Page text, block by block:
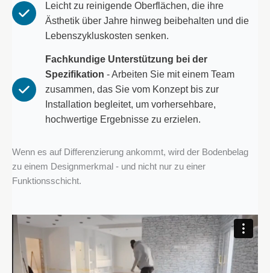
Leicht zu reinigende Oberflächen, die ihre
Ästhetik über Jahre hinweg beibehalten und die
Lebenszykluskosten senken.
Fachkundige Unterstützung bei der
Spezifikation - Arbeiten Sie mit einem Team
zusammen, das Sie vom Konzept bis zur
Installation begleitet, um vorhersehbare,
hochwertige Ergebnisse zu erzielen.
Wenn es auf Differenzierung ankommt, wird der Bodenbelag
zu einem Designmerkmal - und nicht nur zu einer
Funktionsschicht.